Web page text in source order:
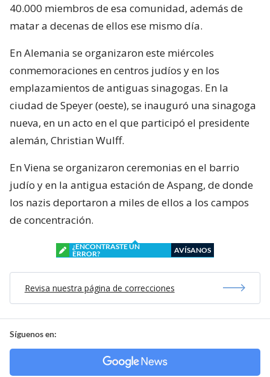
40.000 miembros de esa comunidad, además de
matar a decenas de ellos ese mismo día.
En Alemania se organizaron este miércoles
conmemoraciones en centros judíos y en los
emplazamientos de antiguas sinagogas. En la
ciudad de Speyer (oeste), se inauguró una sinagoga
nueva, en un acto en el que participó el presidente
alemán, Christian Wulff.
En Viena se organizaron ceremonias en el barrio
judío y en la antigua estación de Aspang, de donde
los nazis deportaron a miles de ellos a los campos
de concentración.
¿ENCONTRASTE UN
ERROR?
AVÍSANOS
Revisa nuestra página de correcciones
Síguenos en: